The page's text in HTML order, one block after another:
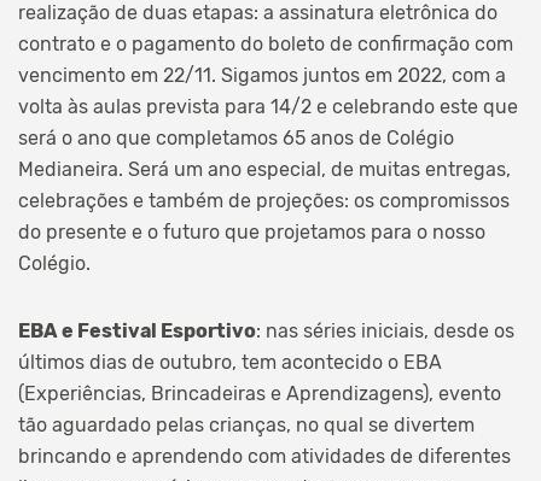
realização de duas etapas: a assinatura eletrônica do
contrato e o pagamento do boleto de confirmação com
vencimento em 22/11. Sigamos juntos em 2022, com a
volta às aulas prevista para 14/2 e celebrando este que
será o ano que completamos 65 anos de Colégio
Medianeira. Será um ano especial, de muitas entregas,
celebrações e também de projeções: os compromissos
do presente e o futuro que projetamos para o nosso
Colégio.
EBA e Festival Esportivo: nas séries iniciais, desde os
últimos dias de outubro, tem acontecido o EBA
(Experiências, Brincadeiras e Aprendizagens), evento
tão aguardado pelas crianças, no qual se divertem
brincando e aprendendo com atividades de diferentes